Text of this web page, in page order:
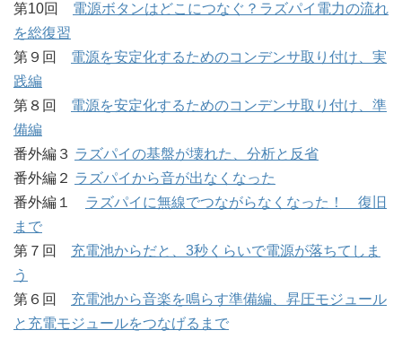
第10回 電源ボタンはどこにつなぐ？ラズパイ電力の流れ
を総復習
第９回 電源を安定化するためのコンデンサ取り付け、実
践編
第８回 電源を安定化するためのコンデンサ取り付け、準
備編
番外編３ ラズパイの基盤が壊れた、分析と反省
番外編２ ラズパイから音が出なくなった
番外編１ ラズパイに無線でつながらなくなった！ 復旧
まで
第７回 充電池からだと、3秒くらいで電源が落ちてしま
う
第６回 充電池から音楽を鳴らす準備編、昇圧モジュール
と充電モジュールをつなげるまで